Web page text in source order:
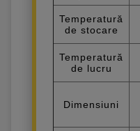
Temperatură
de stocare
Temperatură
de lucru
Dimensiuni